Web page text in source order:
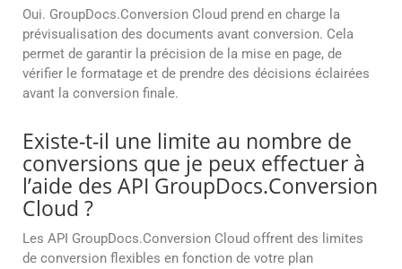
Oui. GroupDocs.Conversion Cloud prend en charge la
prévisualisation des documents avant conversion. Cela
permet de garantir la précision de la mise en page, de
vérifier le formatage et de prendre des décisions éclairées
avant la conversion finale.
Existe-t-il une limite au nombre de
conversions que je peux effectuer à
l’aide des API GroupDocs.Conversion
Cloud ?
Les API GroupDocs.Conversion Cloud offrent des limites
de conversion flexibles en fonction de votre plan